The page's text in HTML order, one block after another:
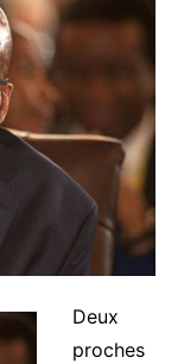
Deux
proches